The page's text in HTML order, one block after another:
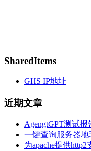
SharedItems
GHS IP地址
近期文章
AgengtGPT测试
一键查询服务器地
为apache提供http2